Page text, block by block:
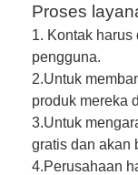
Proses
1. Kontak
pengguna.
2.Untuk
produk mereka
3.Untuk
gratis dan akan
4.Perusahaan